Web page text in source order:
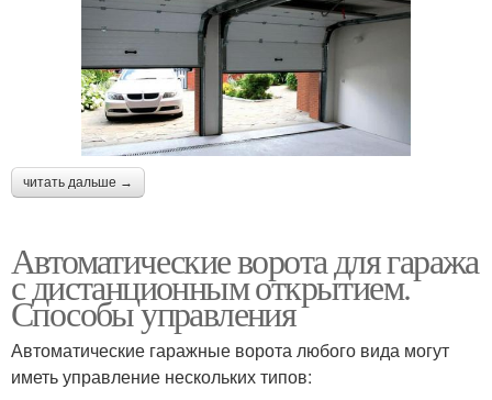
читать дальше →
Автоматические ворота для гаража
с дистанционным открытием.
Способы управления
Автоматические гаражные ворота любого вида могут
иметь управление нескольких типов: